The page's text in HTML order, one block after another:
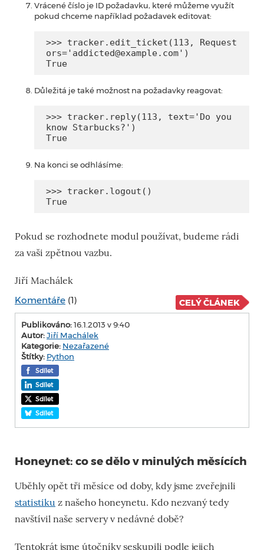
Vrácené číslo je ID požadavku, které můžeme využít
pokud chceme například požadavek editovat:
>>> tracker.edit_ticket(113, Request
ors='addicted@example.com')
True
Důležitá je také možnost na požadavky reagovat:
>>> tracker.reply(113, text='Do you
know Starbucks?')
True
Na konci se odhlásíme:
>>> tracker.logout()
True
Pokud se rozhodnete modul používat, budeme rádi
za vaši zpětnou vazbu.
Jiří Machálek
Komentáře (1) CELÝ ČLÁNEK
Publikováno:16.1.2013 v 9:40
Autor:Jiří Machálek
Kategorie: Nezařazené
Štítky: Python
Sdílet
Sdílet
Sdílet
Sdílet
Honeynet: co se dělo v minulých měsících
Uběhly opět tři měsíce od doby, kdy jsme zveřejnili
statistiku z našeho honeynetu. Kdo nezvaný tedy
navštívil naše servery v nedávné době?
Tentokrát jsme útočníky seskupili podle jejich